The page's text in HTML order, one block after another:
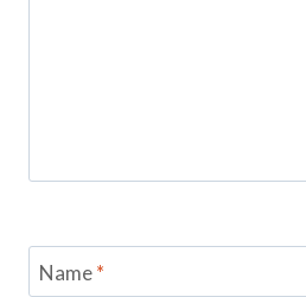
Name*